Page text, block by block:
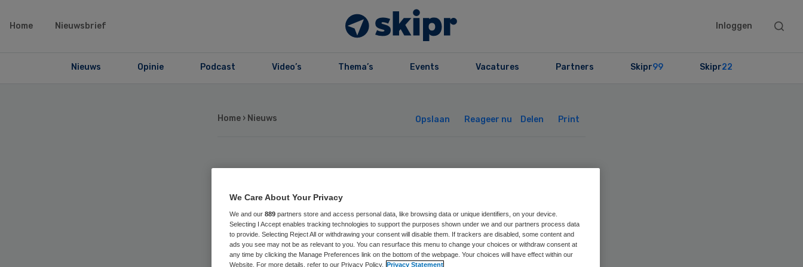
Home Nieuwsbrief Inloggen
Search
Nieuws Opinie Podcast Video’s Thema’s Events Vacatures Partners Skipr99 Skipr22
Home › Nieuws Opslaan Reageer nu Delen Print
Nog steeds te weinig
kennis over
reanimatie
We Care About Your Privacy
We and our 889 partners store and access personal data, like browsing data or unique identifiers, on your device.
Selecting I Accept enables tracking technologies to support the purposes shown under we and our partners process data
to provide. Selecting Reject All or withdrawing your consent will disable them. If trackers are disabled, some content and
ads you see may not be as relevant to you. You can resurface this menu to change your choices or withdraw consent at
any time by clicking the Manage Preferences link on the bottom of the webpage. Your choices will have effect within our
Website. For more details, refer to our Privacy Policy.
Privacy Statement